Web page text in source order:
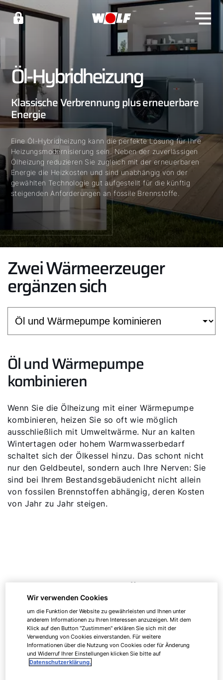
Öl-Hybridheizung
Klassische Verbrennung plus erneuerbare
Energie
Eine Öl-Hybridheizung kann die perfekte Lösung für Ihre
Heizungsmodernisierung sein. Neben der zuverlässigen
Ölheizung reduzieren Sie zugleich mit der erneuerbaren
Energie die Heizkosten und sind unabhängig von der
gewählten Technologie gut aufgestellt für die künftig
steigenden Anforderungen an fossile Brennstoffe.
Zwei Wärmeerzeuger
ergänzen sich
Öl und Wärmepumpe
kombinieren
Wenn Sie die Ölheizung mit einer Wärmepumpe
kombinieren, heizen Sie so oft wie möglich
ausschließlich mit Umweltwärme. Nur an kalten
Wintertagen oder hohem Warmwasserbedarf
schaltet sich der Ölkessel hinzu. Das schont nicht
nur den Geldbeutel, sondern auch Ihre Nerven: Sie
sind bei Ihrem Bestandsgebäudenicht nicht allein
von fossilen Brennstoffen abhängig, deren Kosten
von Jahr zu Jahr steigen.
Vorteile von WOLF Öl-
Hybridheizungen
Wir verwenden Cookies
um die Funktion der Website zu gewährleisten und Ihnen unter
anderem Informationen zu Ihren Interessen anzuzeigen. Mit dem
Klick auf den Button "Zustimmen" erklären Sie sich mit der
Verwendung von Cookies einverstanden. Für weitere
Informationen über die Nutzung von Cookies oder für Änderung
und Widerruf Ihrer Einstellungen klicken Sie bitte auf
Datenschutzerklärung.